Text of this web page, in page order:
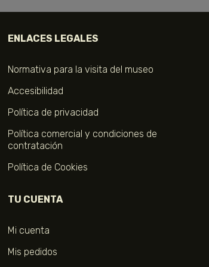
ENLACES LEGALES
Normativa para la visita del museo
Accesibilidad
Política de privacidad
Política comercial y condiciones de
contratación
Política de Cookies
TU CUENTA
Mi cuenta
Mis pedidos